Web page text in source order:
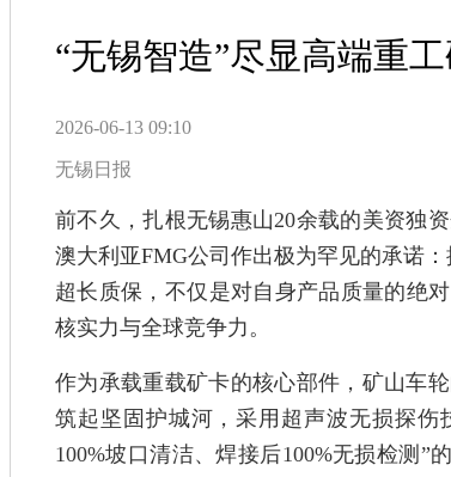
“无锡智造”尽显高端重
2026-06-13 09:10
无锡日报
前不久，扎根无锡惠山20余载的美资独
澳大利亚FMG公司作出极为罕见的承诺
超长质保，不仅是对自身产品质量的绝
核实力与全球竞争力。
作为承载重载矿卡的核心部件，矿山车
筑起坚固护城河，采用超声波无损探伤
100%坡口清洁、焊接后100%无损检测”